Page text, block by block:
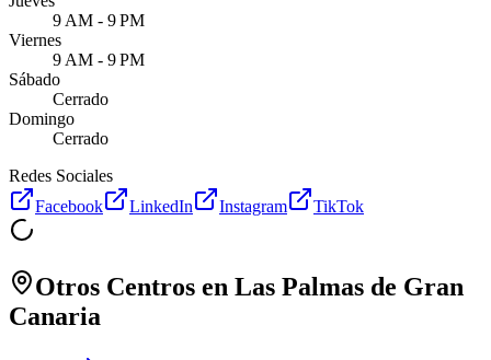
9 AM - 9 PM
Viernes
9 AM - 9 PM
Sábado
Cerrado
Domingo
Cerrado
Redes Sociales
Facebook
LinkedIn Instagram TikTok
Otros Centros en Las Palmas de Gran
Canaria